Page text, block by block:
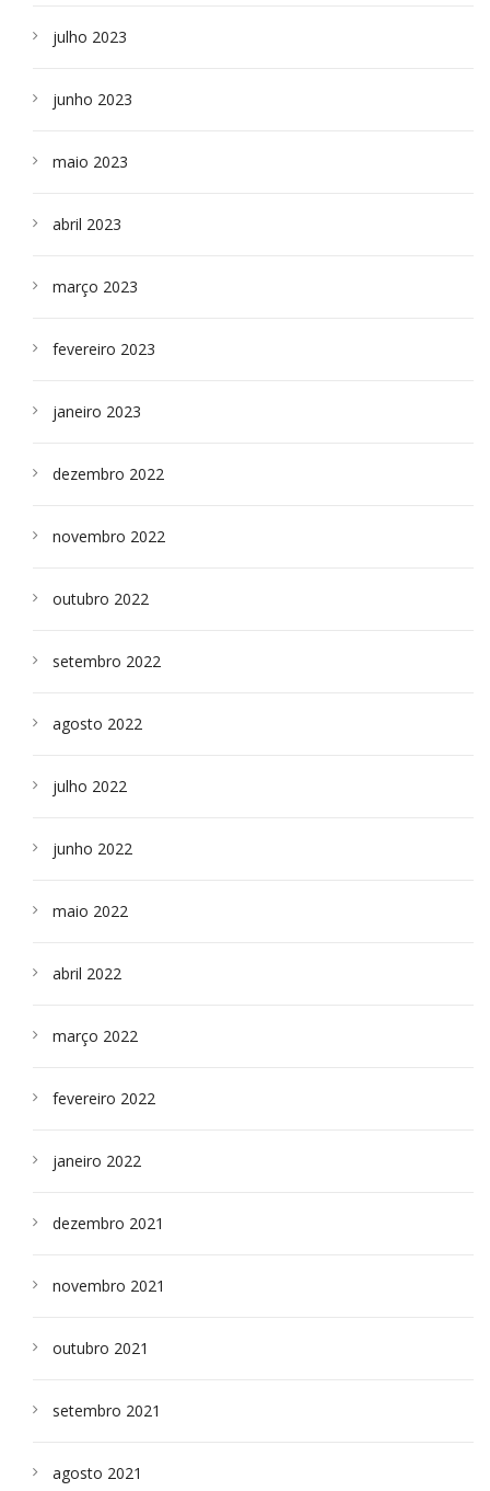
julho 2023
junho 2023
maio 2023
abril 2023
março 2023
fevereiro 2023
janeiro 2023
dezembro 2022
novembro 2022
outubro 2022
setembro 2022
agosto 2022
julho 2022
junho 2022
maio 2022
abril 2022
março 2022
fevereiro 2022
janeiro 2022
dezembro 2021
novembro 2021
outubro 2021
setembro 2021
agosto 2021